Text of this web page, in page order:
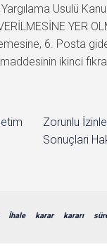
Usulü
YER
6. Posta
ikinci
Zorunlu
Sonuçları
İhale karar kararı